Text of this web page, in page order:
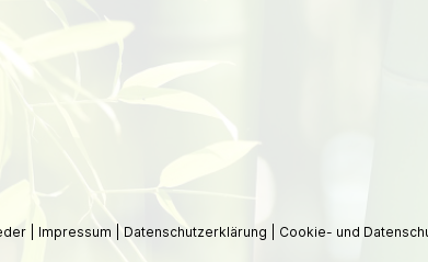
Impressum Datenschutzerklärung Cookie- und